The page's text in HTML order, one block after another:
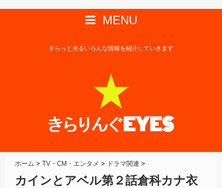
MENU
きらっと光るいろんな情報を紹介していきます
ホーム > TV・CM・エンタメ > ドラマ関連 >
カインとアベル第２話倉科カナ衣